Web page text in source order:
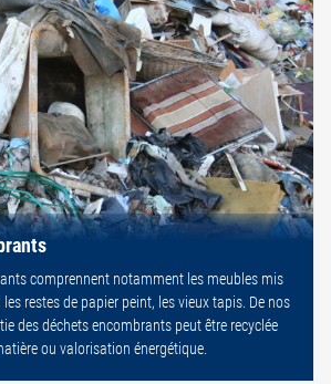
comprennent notamment les meubles mis
restes de papier peint, les vieux tapis. De nos
des déchets encombrants peut être recyclée
ou valorisation énergétique.